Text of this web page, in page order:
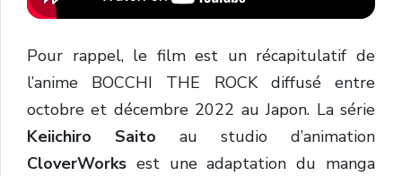
Pour rappel, le film est un récapitulatif de
l’anime BOCCHI THE ROCK diffusé entre
octobre et décembre 2022 au Japon. La série
Keiichiro Saito au studio d’animation
CloverWorks est une adaptation du manga